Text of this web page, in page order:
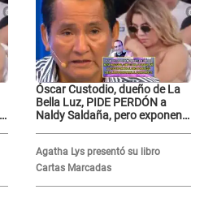
Óscar Custodio, dueño de La
Bella Luz, PIDE PERDÓN a
Naldy Saldaña, pero exponen
grabar"
Agatha Lys presentó su libro
Cartas Marcadas